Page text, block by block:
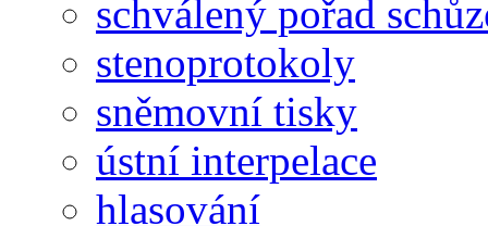
schválený pořad
stenoprotokoly
sněmovní tisky
ústní interpelace
hlasování